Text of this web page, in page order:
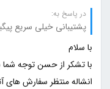
در پاسخ به:
پشتیبانی خیلی سریع
انشاله منتظر سفارش های